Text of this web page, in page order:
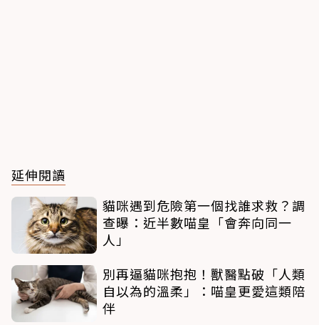
延伸閱讀
貓咪遇到危險第一個找誰求救？調
查曝：近半數喵皇「會奔向同一
人」
別再逼貓咪抱抱！獸醫點破「人類
自以為的溫柔」：喵皇更愛這類陪
伴